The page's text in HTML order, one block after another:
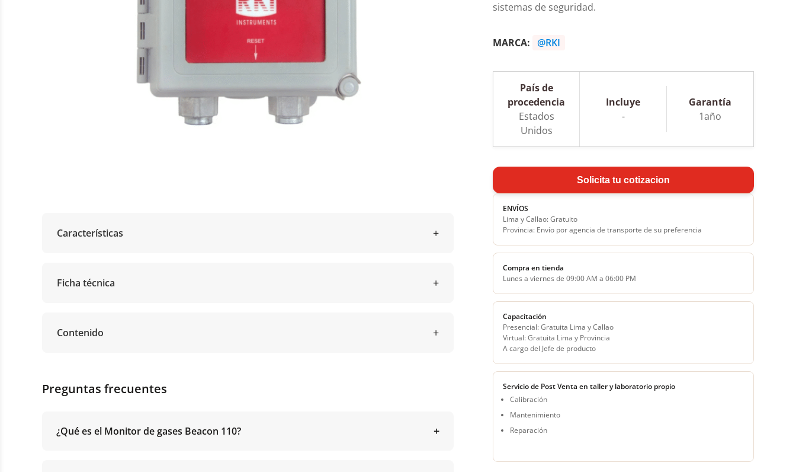
sistemas de seguridad.
MARCA: @RKI
País de
procedencia
Estados
Unidos
Incluye
-
Garantía
1año
Solicita tu cotizacion
Características
Ficha técnica
Contenido
Preguntas frecuentes
¿Qué es el Monitor de gases Beacon 110?
ENVÍOS
Lima y Callao: Gratuito
Provincia: Envío por agencia de transporte de su preferencia
Compra en tienda
Lunes a viernes de 09:00 AM a 06:00 PM
Capacitación
Presencial: Gratuita Lima y Callao
Virtual: Gratuita Lima y Provincia
A cargo del Jefe de producto
Servicio de Post Venta en taller y laboratorio propio
Calibración
Mantenimiento
Reparación